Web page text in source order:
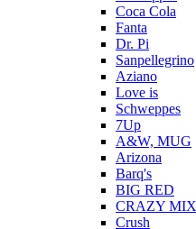
Coca Cola
Fanta
Dr. Pi
Sanpellegrino
Aziano
Love is
Schweppes
7Up
A&W, MUG
Arizona
Barq's
BIG RED
CRAZY MIX
Crush